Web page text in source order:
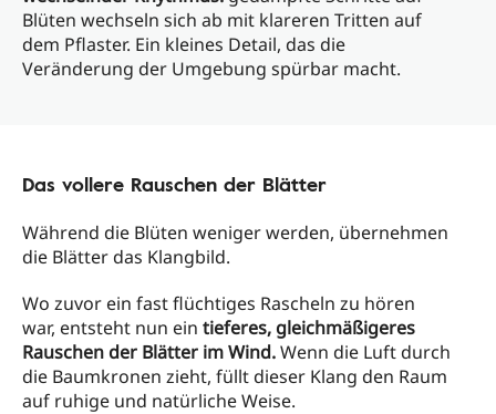
Blüten wechseln sich ab mit klareren Tritten auf
dem Pflaster. Ein kleines Detail, das die
Veränderung der Umgebung spürbar macht.
Das vollere Rauschen der Blätter
Während die Blüten weniger werden, übernehmen
die Blätter das Klangbild.
Wo zuvor ein fast flüchtiges Rascheln zu hören
war, entsteht nun ein tieferes, gleichmäßigeres
Rauschen der Blätter im Wind.Wenn die Luft durch
die Baumkronen zieht, füllt dieser Klang den Raum
auf ruhige und natürliche Weise.